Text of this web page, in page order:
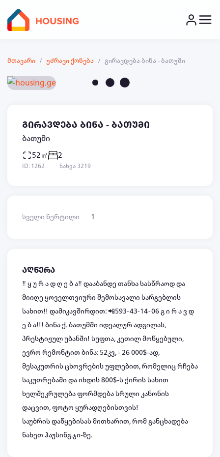
მთავარი უძრავი ქონება გირავდება ბინა - ბათუმი
გირავდება ბინა - ბათუმი
ბათუმი
52㎡ 2
ID: 1262 ნახვა 3219
სველი წერტილი 1
აღწერა
‼️ ყ უ რ ა დ ღ ე ბ ა‼️ დააბანდე თანხა სასწრაოდ და
მიიღე ყოველთვიური შემოსავალი სარგებლის
სახით!! დამიკავშირდით: 📲593-43-14-06 გ ი რ ა ვ დ
ე ბ ა!!! ბინა ქ. ბათუმში იდეალურ ადგილას,
პრესტიჟულ უბანში! სუფთა, კეთილ მოწყებული,
ევრო რემონტით ბინა: 52კვ, - 26 000$-ად,
მესაკუთრის ცხოვრების უფლებით, რომელიც რჩება
საკუთრებაში და იხდის 800$-ს ქირის სახით
ხელშეკრულება ფორმდება სრული კანონის
დაცვით, ფოტო ყურადღებისთვის!
საუბრის დაწყებისას მითხარით, რომ განცხადება
ნახეთ ჰაუსინგ.ჯი-ზე.